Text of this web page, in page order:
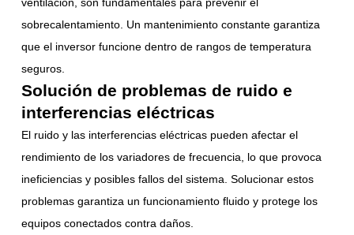
sobrecalentamiento. Un mantenimiento constante garantiza
que el inversor funcione dentro de rangos de temperatura
seguros.
Solución de problemas de ruido e
interferencias eléctricas
El ruido y las interferencias eléctricas pueden afectar el
rendimiento de los variadores de frecuencia, lo que provoca
ineficiencias y posibles fallos del sistema. Solucionar estos
problemas garantiza un funcionamiento fluido y protege los
equipos conectados contra daños.